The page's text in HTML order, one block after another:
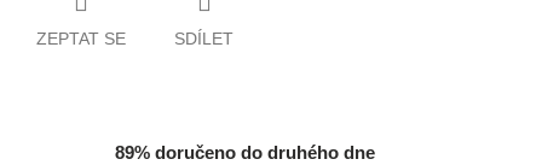
ZEPTAT SE SDÍLET
89% doručeno do druhého dne